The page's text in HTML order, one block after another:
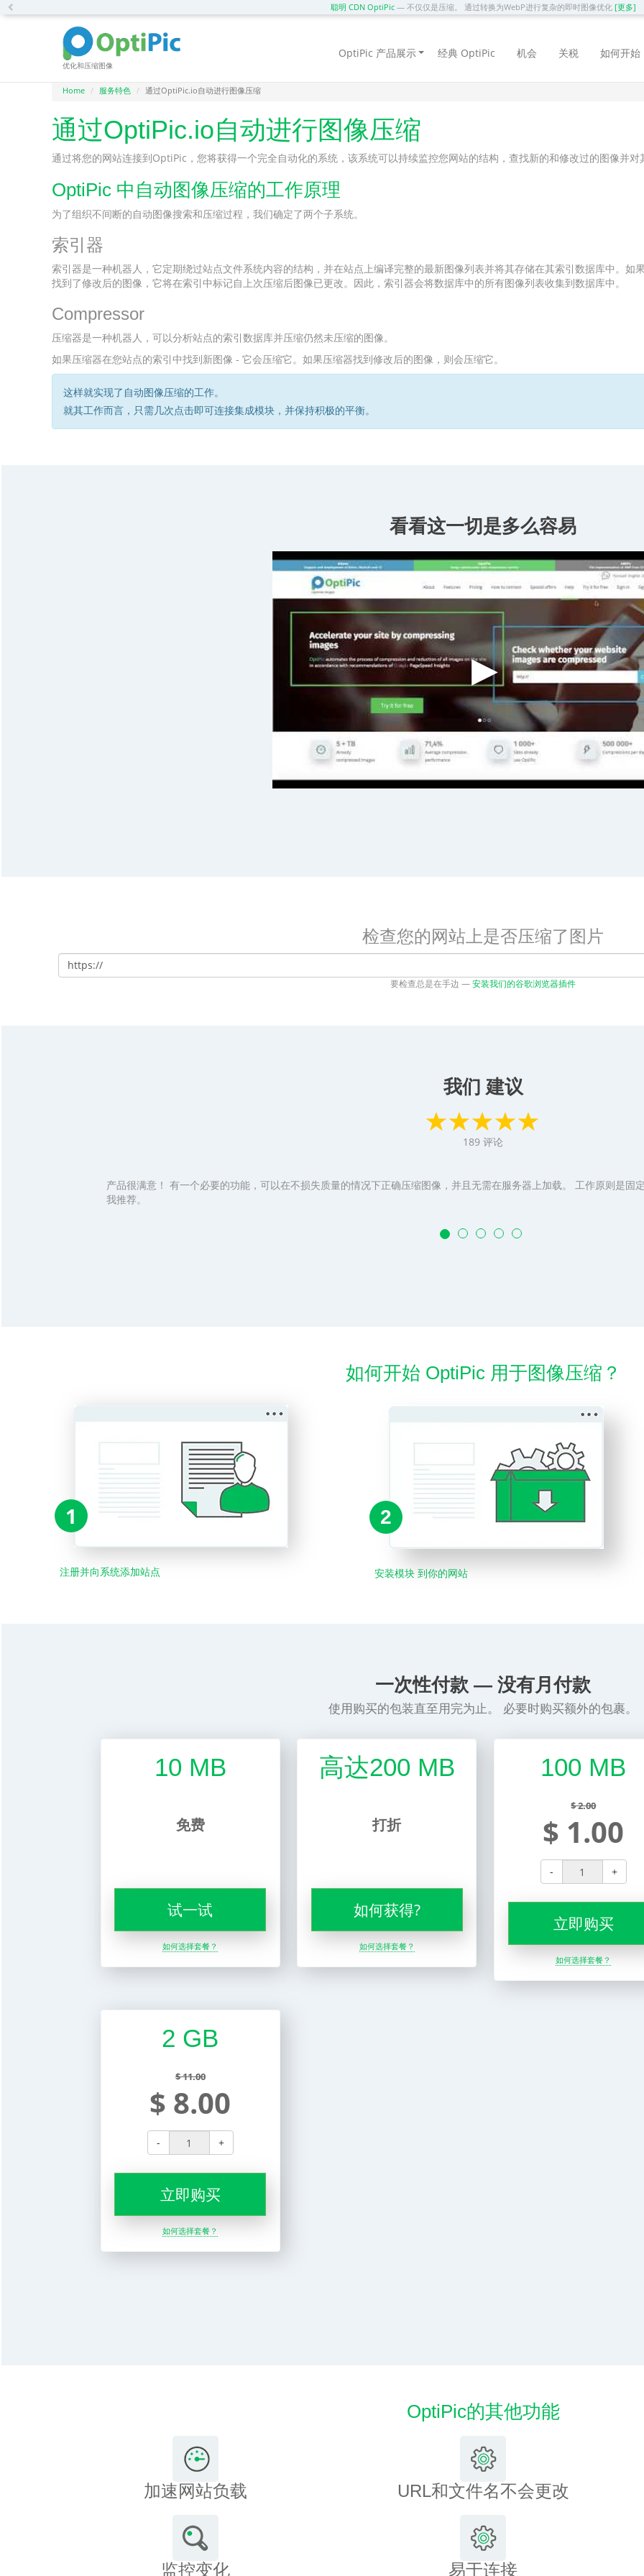
聪明 CDN OptiPic— 不仅仅是压缩。 通过转换为WebP进行复杂的即时图像优化 [更多]
优化和压缩图像
OptiPic 产品展示 经典 OptiPic 机会 关税 如何开始
Home 服务特色 通过OptiPic.io自动进行图像压缩
通过OptiPic.io自动进行图像压缩
通过将您的网站连接到OptiPic，您将获得一个完全自动化的系统，该系统可以持续监控您网站的结构，查找新的和修改过的图像并对
OptiPic 中自动图像压缩的工作原理
为了组织不间断的自动图像搜索和压缩过程，我们确定了两个子系统。
索引器
索引器是一种机器人，它定期绕过站点文件系统内容的结构，并在站点上编译完整的最新图像列表并将其存储在其索引数据库中。
找到了修改后的图像，它将在索引中标记自上次压缩后图像已更改。因此，索引器会将数据库中的所有图像列表收集到数据库中。
Compressor
压缩器是一种机器人，可以分析站点的索引数据库并压缩仍然未压缩的图像。
如果压缩器在您站点的索引中找到新图像 - 它会压缩它。如果压缩器找到修改后的图像，则会压缩它。
这样就实现了自动图像压缩的工作。
就其工作而言，只需几次点击即可连接集成模块，并保持积极的平衡。
看看这一切是多么容易
检查您的网站上是否压缩了图片
要检查总是在手边 —安装我们的谷歌浏览器插件
我们 建议
189 评论
产品很满意！ 有一个必要的功能，可以在不损失质量的情况下正确压缩图像，并且无需在服务器上加载。 工作原则是固
我推荐。
如何开始 OptiPic 用于图像压缩？
1
注册并向系统添加站点
2
安装模块 到你的网站
一次性付款 — 没有月付款
使用购买的包装直至用完为止。 必要时购买额外的包裹。
10 MB
免费
试一试
如何选择套餐？
高达200 MB
打折
如何获得?
如何选择套餐？
100 MB
$ 2.00
$ 1.00
- +
立即购买
如何选择套餐？
2 GB
$ 11.00
$ 8.00
- +
立即购买
如何选择套餐？
OptiPic的其他功能
加速网站负载 URL和文件名不会更改
监控变化 易于连接